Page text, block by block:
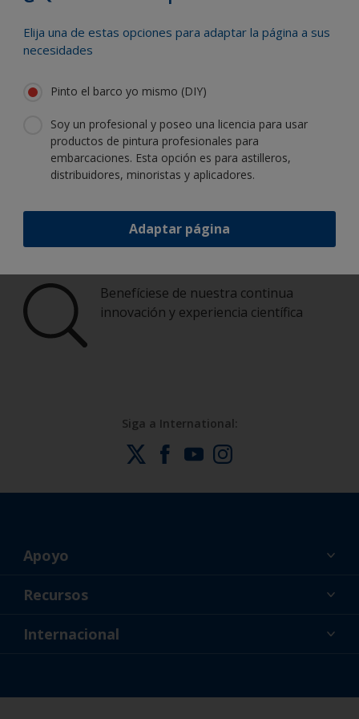
Elija una de estas opciones para adaptar la página a sus
necesidades
Pinto el barco yo mismo (DIY)
Soy un profesional y poseo una licencia para usar
productos de pintura profesionales para
embarcaciones. Esta opción es para astilleros,
distribuidores, minoristas y aplicadores.
Adaptar página
Pinte su embarcación como un
mantener su embarcación en perfecto
estado
Benefíciese de nuestra continua
innovación y experiencia científica
Siga a International:
Apoyo
Acerca de nosotros
Recursos
Noticias
Internacional